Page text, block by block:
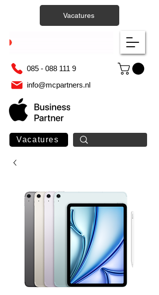
085 - 088 111 9
info@mcpartners.nl
Vacatures
Vacatures